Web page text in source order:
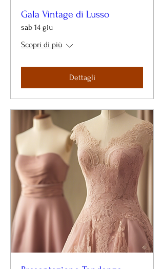
Gala Vintage di Lusso
sab 14 giu
Scopri di più
Dettagli